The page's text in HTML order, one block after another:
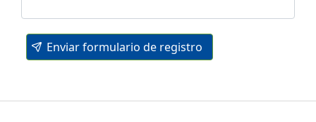
Enviar formulario de registro